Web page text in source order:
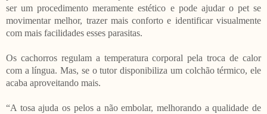
ser um procedimento meramente estético e pode ajudar o pet se
movimentar melhor, trazer mais conforto e identificar visualmente
com mais facilidades esses parasitas.
Os cachorros regulam a temperatura corporal pela troca de calor
com a língua. Mas, se o tutor disponibiliza um colchão térmico, ele
acaba aproveitando mais.
“A tosa ajuda os pelos a não embolar, melhorando a qualidade de